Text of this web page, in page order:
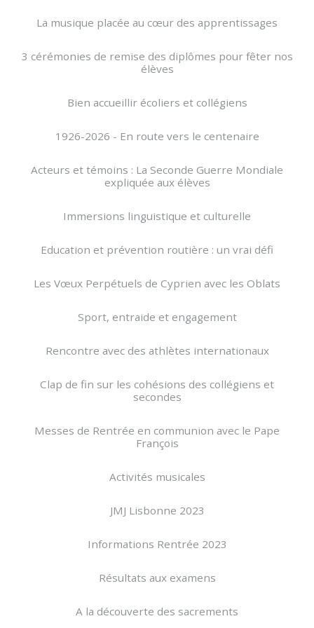
La musique placée au cœur des apprentissages
3 cérémonies de remise des diplômes pour fêter nos
élèves
Bien accueillir écoliers et collégiens
1926-2026 - En route vers le centenaire
Acteurs et témoins : La Seconde Guerre Mondiale
expliquée aux élèves
Immersions linguistique et culturelle
Education et prévention routière : un vrai défi
Les Vœux Perpétuels de Cyprien avec les Oblats
Sport, entraide et engagement
Rencontre avec des athlètes internationaux
Clap de fin sur les cohésions des collégiens et
secondes
Messes de Rentrée en communion avec le Pape
François
Activités musicales
JMJ Lisbonne 2023
Informations Rentrée 2023
Résultats aux examens
A la découverte des sacrements